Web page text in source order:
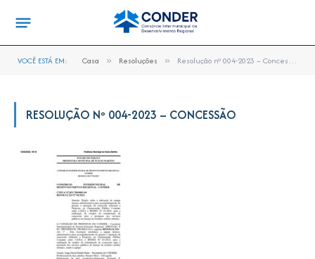
VOCÊ ESTÁ EM: Casa » Resoluções » Resolução nº 004-2023 – Concessão
RESOLUÇÃO Nº 004-2023 – CONCESSÃO